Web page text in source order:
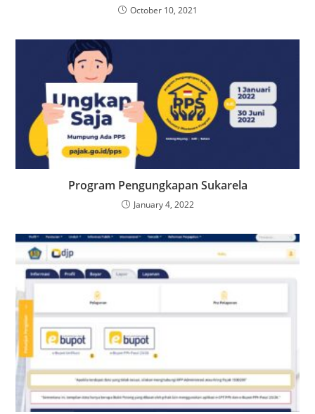
October 10, 2021
Program Pengungkapan Sukarela
January 4, 2022